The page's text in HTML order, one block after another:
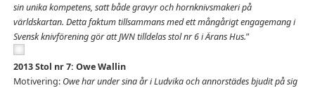
sin unika kompetens, satt både gravyr och hornknivsmakeri på
världskartan. Detta faktum tillsammans med ett mångårigt engagemang i
Svensk knivförening gör att JWN tilldelas stol nr 6 i Ärans Hus.”
2013 Stol nr 7: Owe Wallin
Motivering: Owe har under sina år i Ludvika och annorstädes bjudit på sig